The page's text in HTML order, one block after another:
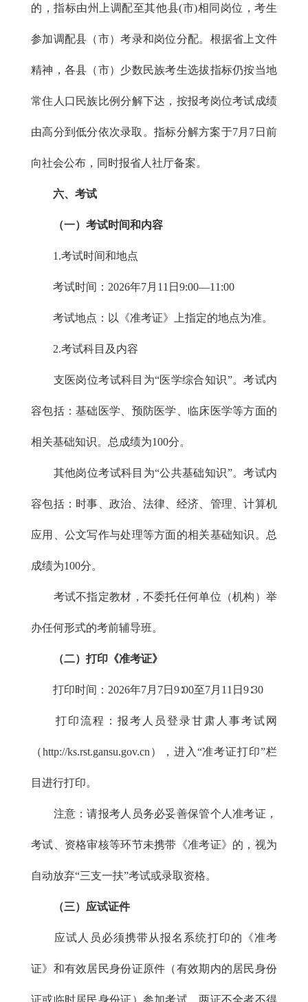
的，指标由州上调配至其他县(市)相同岗位，考生
参加调配县（市）考录和岗位分配。根据省上文件
精神，各县（市）少数民族考生选拔指标仍按当地
常住人口民族比例分解下达，按报考岗位考试成绩
由高分到低分依次录取。指标分解方案于7月7日前
向社会公布，同时报省人社厅备案。
六、考试
（一）考试时间和内容
1.考试时间和地点
考试时间：2026年7月11日9:00—11:00
考试地点：以《准考证》上指定的地点为准。
2.考试科目及内容
支医岗位考试科目为“医学综合知识”。考试内
容包括：基础医学、预防医学、临床医学等方面的
相关基础知识。总成绩为100分。
其他岗位考试科目为“公共基础知识”。考试内
容包括：时事、政治、法律、经济、管理、计算机
应用、公文写作与处理等方面的相关基础知识。总
成绩为100分。
考试不指定教材，不委托任何单位（机构）举
办任何形式的考前辅导班。
（二）打印《准考证》
打印时间：2026年7月7日9∶00至7月11日9∶30
打印流程：报考人员登录甘肃人事考试网
（http://ks.rst.gansu.gov.cn），进入“准考证打印”栏
目进行打印。
注意：请报考人员务必妥善保管个人准考证，
考试、资格审核等环节未携带《准考证》的，视为
自动放弃“三支一扶”考试或录取资格。
（三）应试证件
应试人员必须携带从报名系统打印的《准考
证》和有效居民身份证原件（有效期内的居民身份
证或临时居民身份证）参加考试，两证不全者不得